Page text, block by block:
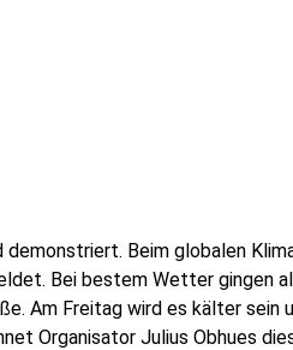
Beim globalen
Bei bestem Wetter gingen
Am Freitag wird es kälter sein
Organisator Julius Obhues